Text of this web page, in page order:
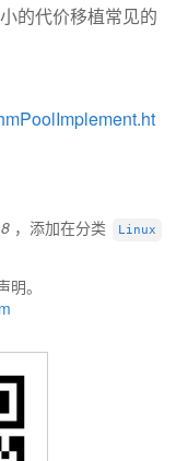
的代价移植常见的
，添加在分类 Linux
。